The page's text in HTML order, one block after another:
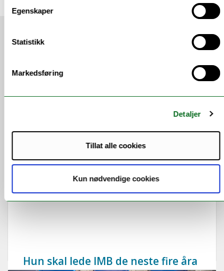
Egenskaper
Statistikk
Markedsføring
Detaljer
Tillat alle cookies
Kun nødvendige cookies
Siste nytt
Hun skal lede IMB de neste fire åra